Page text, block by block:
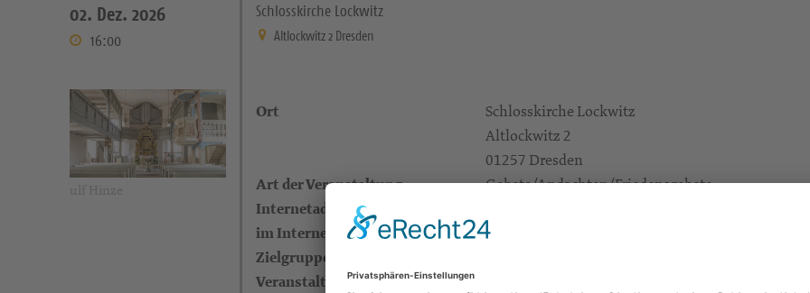
02. Dez. 2026
16:00
Schlosskirche Lockwitz
Altlockwitz 2 Dresden
Ort
Schlosskirche Lockwitz
Altlockwitz 2
01257 Dresden
Art der Veranstaltung Gebete/Andachten/Friedensgebete
Internetadresse (eigene Infos
im Internet)
https://landing.churchdesk.com/de/e/
Zielgruppe
Veranstalter